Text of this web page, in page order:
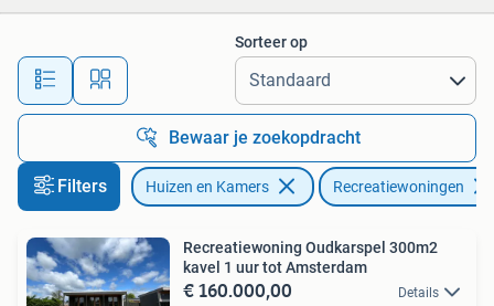
Alle afstanden…
Sorteer op
Bewaar je zoekopdracht
Filters Huizen en Kamers Recreatiewoningen
Recreatiewoning Oudkarspel 300m2
kavel 1 uur tot Amsterdam
€ 160.000,00 Details